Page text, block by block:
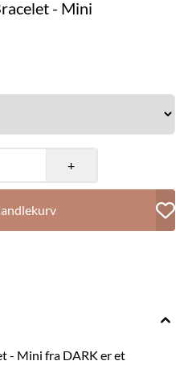
- Mini
+
- Mini fra DARK er et